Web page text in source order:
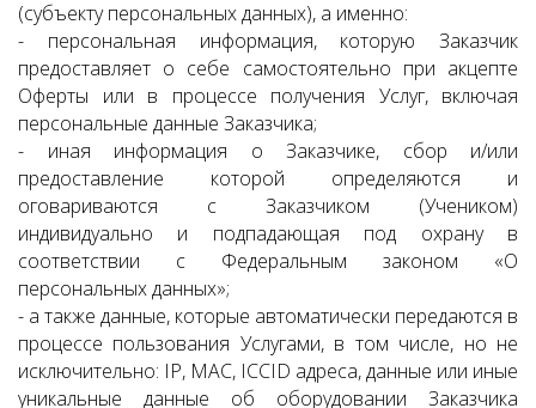
(субъекту персональных данных), а именно:
- персональная информация, которую Заказчик
предоставляет о себе самостоятельно при акцепте
Оферты или в процессе получения Услуг, включая
персональные данные Заказчика;
- иная информация о Заказчике, сбор и/или
предоставление которой определяются и
оговариваются с Заказчиком (Учеником)
индивидуально и подпадающая под охрану в
соответствии с Федеральным законом «О
персональных данных»;
- а также данные, которые автоматически передаются в
процессе пользования Услугами, в том числе, но не
исключительно: IP, MAC, ICCID адреса, данные или иные
уникальные данные об оборудовании Заказчика